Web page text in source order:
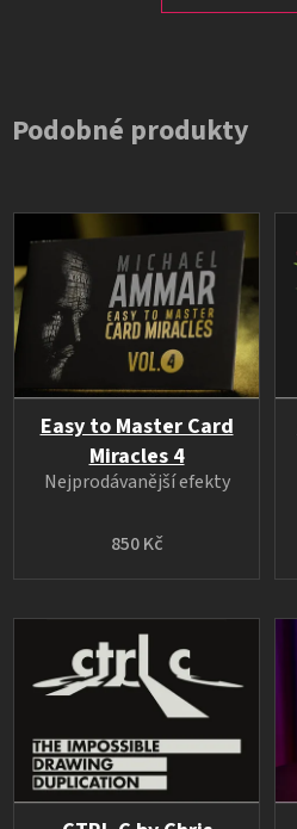
Podobné produkty
Easy to Master Card
Miracles 4
850 Kč
Nejprodávanější efekty